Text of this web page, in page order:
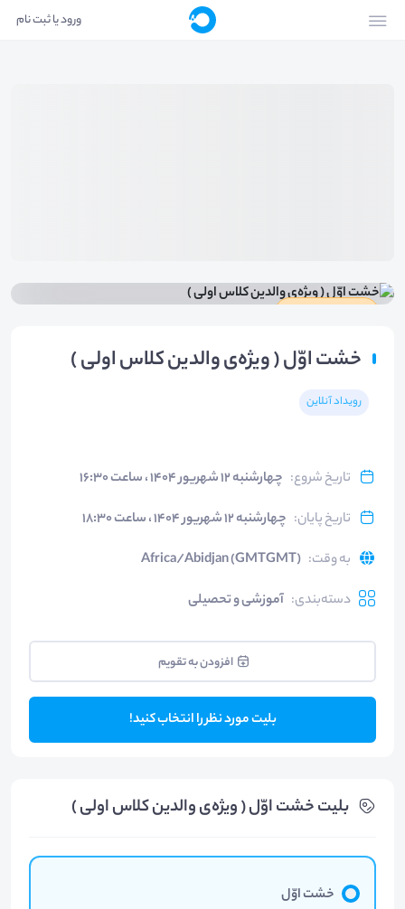
ورود یا ثبت نام
خشت اوّل ( ویژه‌ی والدین کلاس اولی )
رویداد آنلاین
تاریخ شروع: چهارشنبه ۱۲ شهریور ۱۴۰۴ ، ساعت ۱۶:۳۰
تاریخ پایان: چهارشنبه ۱۲ شهریور ۱۴۰۴ ، ساعت ۱۸:۳۰
به وقت:
Africa/Abidjan (GMTGMT)
دسته‌بندی: آموزشی و تحصیلی
افزودن به تقویم
بلیت مورد نظر را انتخاب کنید!
بلیت‌ خشت اوّل ( ویژه‌ی والدین کلاس اولی )
خشت اوّل